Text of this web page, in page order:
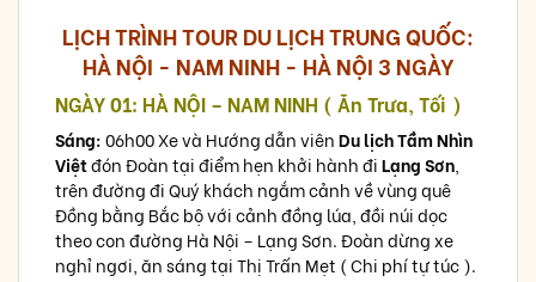
LỊCH TRÌNH TOUR DU LỊCH TRUNG QUỐC:
HÀ NỘI - NAM NINH - HÀ NỘI 3 NGÀY
NGÀY 01: HÀ NỘI – NAM NINH ( Ăn Trưa, Tối )
Sáng:06h00 Xe và Hướng dẫn viênDu lịch Tầm Nhìn
Việtđón Đoàn tại điểm hẹn khởi hành điLạng Sơn
trên đường đi Quý khách ngắm cảnh về vùng quê
Đồng bằng Bắc bộ với cảnh đồng lúa, đồi núi dọc
theo con đường Hà Nội – Lạng Sơn. Đoàn dừng xe
nghỉ ngơi, ăn sáng tại Thị Trấn Mẹt ( Chi phí tự túc ).